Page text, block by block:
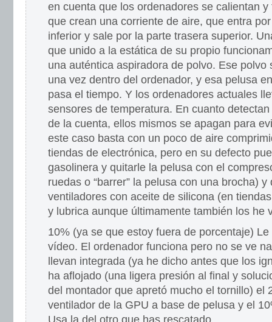
en cuenta que los ordenadores se calientan
que crean una corriente de aire, que entra
inferior y sale por la parte trasera superior.
que unido a la estática de su propio
una auténtica aspiradora de polvo. Ese polvo
una vez dentro del ordenador, y esa pelusa
pasa el tiempo. Y los ordenadores actuales
sensores de temperatura. En cuanto
de la cuenta, ellos mismos se apagan para
este caso basta con un poco de aire
tiendas de electrónica, pero en su defecto
gasolinera y quitarle la pelusa con el
ruedas o “barrer” la pelusa con una brocha)
ventiladores con aceite de silicona (en
y lubrica aunque últimamente también los he
10% (ya se que estoy fuera de porcentaje)
vídeo. El ordenador funciona pero no se ve
llevan integrada (ya he dicho antes que los
ha aflojado (una ligera presión al final y
del montador que apretó mucho el tornillo) el
ventilador de la GPU a base de pelusa y el
Usa la del otro que has rescatado.